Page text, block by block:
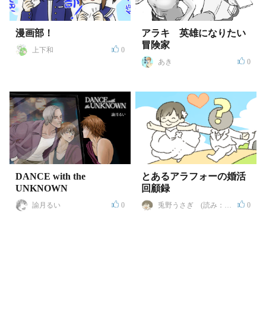
漫画部！
上下和 0
アラキ 英雄になりたい
冒険家
あき 0
DANCE with the
UNKNOWN
諭月るい 0
とあるアラフォーの婚活
回顧録
兎野うさぎ (読み：ト
0